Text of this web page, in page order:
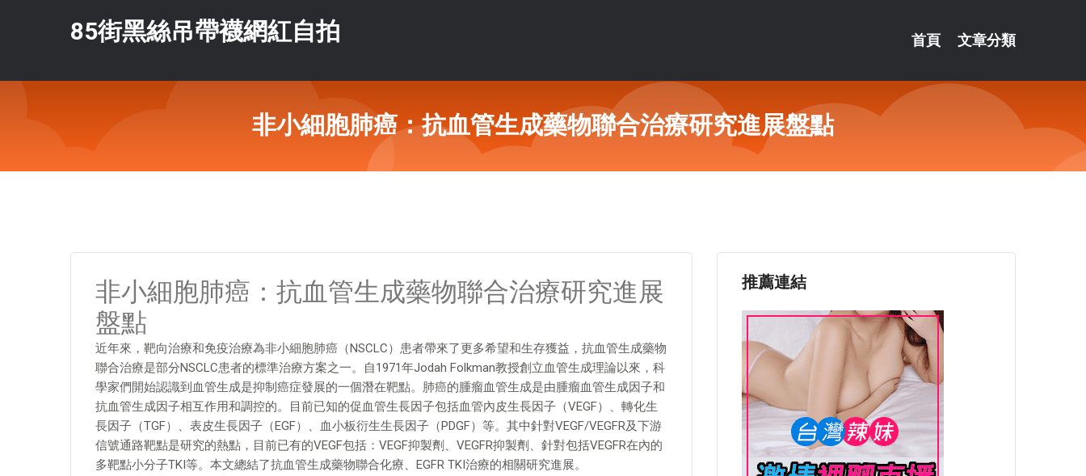
85街黑絲吊帶襪網紅自拍 首頁 文章分類
非小細胞肺癌：抗血管生成藥物聯合治療研究進展盤點
非小細胞肺癌：抗血管生成藥物聯合治療研究進展
盤點
近年來，靶向治療和免疫治療為非小細胞肺癌（NSCLC）患者帶來了更多希望和生存獲益，抗血管生成藥物
聯合治療是部分NSCLC患者的標準治療方案之一。自1971年Jodah Folkman教授創立血管生成理論以來，科
學家們開始認識到血管生成是抑制癌症發展的一個潛在靶點。肺癌的腫瘤血管生成是由腫瘤血管生成因子和
抗血管生成因子相互作用和調控的。目前已知的促血管生長因子包括血管內皮生長因子（VEGF）、轉化生
長因子（TGF）、表皮生長因子（EGF）、血小板衍生生長因子（PDGF）等。其中針對VEGF/VEGFR及下游
信號通路靶點是研究的熱點，目前已有的VEGF包括：VEGF抑製劑、VEGFR抑製劑、針對包括VEGFR在內的
多靶點小分子TKI等。本文總結了抗血管生成藥物聯合化療、EGFR TKI治療的相關研究進展。
推薦連結